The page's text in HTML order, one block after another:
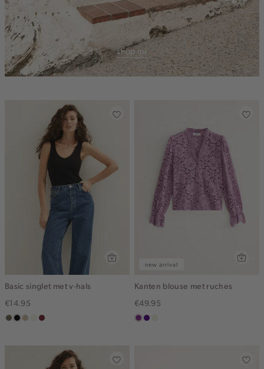
shop nu
Basic singlet met v-hals
€14.95
middenbruin
zwartlichtzand
wit,bordeaux
new arrival
Kanten blouse met ruches
€49.95
middenpaars
indigo